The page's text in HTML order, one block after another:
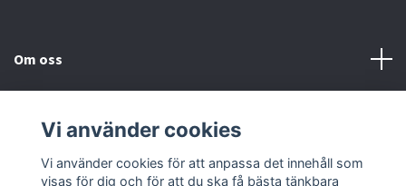
Om oss
Sociala medier
Vi använder cookies
Vi använder cookies för att anpassa det innehåll som
visas för dig och för att du ska få bästa tänkbara